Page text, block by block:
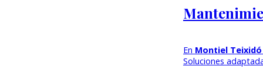
En Montiel Teixidó
Soluciones